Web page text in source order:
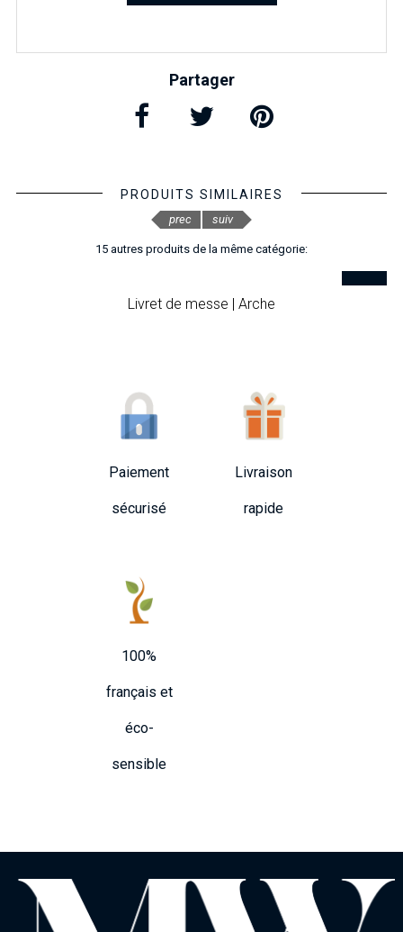
Partager
PRODUITS SIMILAIRES
15 autres produits de la même catégorie:
Livret de messe | Arche
prec suiv
Paiement
sécurisé
Livraison
rapide
100%
français et
éco-
sensible